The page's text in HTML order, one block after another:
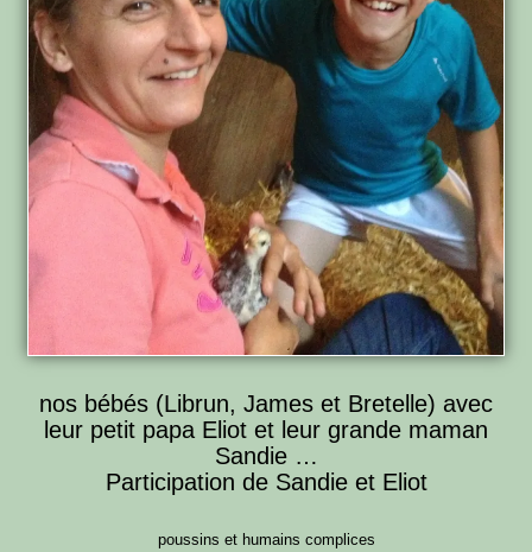
nos bébés (Librun, James et Bretelle) avec
leur petit papa Eliot et leur grande maman
Sandie …
Participation de Sandie et Eliot
poussins et humains complices